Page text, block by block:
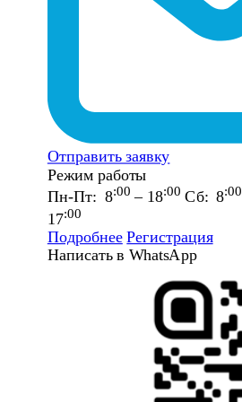
Отправить заявку
Режим работы
Пн-Пт: 8:00 – 18:00 Сб: 8:00
17:00
Подробнее Регистрация
Написать в WhatsApp